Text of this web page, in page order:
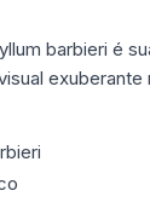
barbieri é
exuberante